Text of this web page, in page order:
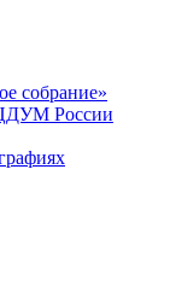
собрание»
России